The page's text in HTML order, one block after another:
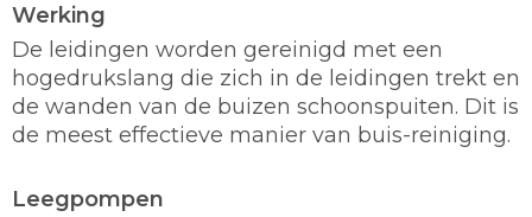
Werking
De leidingen worden gereinigd met een
hogedrukslang die zich in de leidingen trekt en
de wanden van de buizen schoonspuiten. Dit is
de meest effectieve manier van buis-reiniging.
Leegpompen